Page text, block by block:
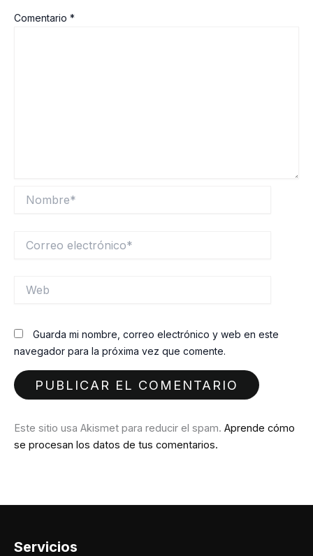
Comentario *
electrónico*
Guarda mi nombre, correo electrónico y web en este
navegador para la próxima vez que comente.
Este sitio usa Akismet para reducir el spam. Aprende cómo
se procesan los datos de tus comentarios.
Servicios